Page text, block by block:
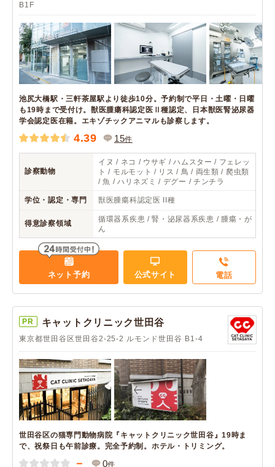
B1F
池尻大橋駅・三軒茶屋駅より徒歩10分。予約制で平日・土曜・日曜
も19時まで受付け。獣医腫瘍科認定医Ⅱ種認定、日本獣医腎泌尿器
学会認定医在籍。エキゾチックアニマルも診察します。
4.39 15件
診察動物
イヌ / ネコ / ウサギ / ハムスター / フェレッ
ト / モルモット / リス / 鳥 / 両生類 / 爬虫類
/ 魚 / ハリネズミ / デグー / チンチラ
学位・認定・専門 獣医腫瘍科認定医 II種
得意診察領域
循環器系疾患 / 腎・泌尿器系疾患 / 腫瘍・が
ん
ネット予約 公式サイト 電話
PR キャットクリニック世田谷
東京都世田谷区世田谷2-25-2 ルモンド世田谷 B1-4
世田谷区の猫専門動物病院『キャットクリニック世田谷』19時ま
で、祝祭日も午前診療。完全予約制。ホテル・トリミング。
－ 0件